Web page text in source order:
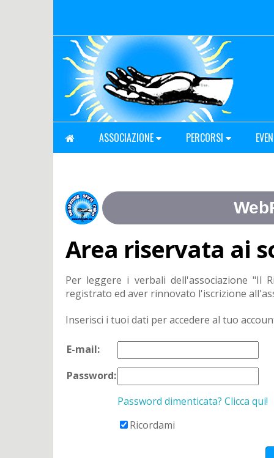
ASSOCIAZIONE PERCORSI
Area riservata ai
Per leggere i verbali dell'associazione "Il
registrato ed aver rinnovato l'iscrizione
Inserisci i tuoi dati per accedere al tuo
E-mail:
Password:
Password dimenticata? Clicca qui!
Ricordami